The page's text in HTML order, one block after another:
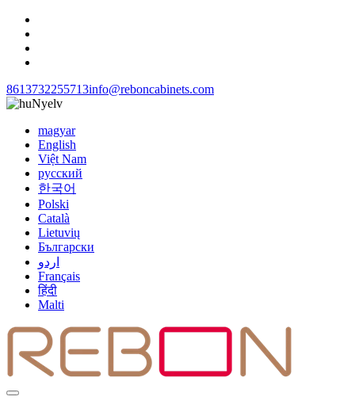
8613732255713info@reboncabinets.com
Nyelv
magyar
English
Việt Nam
русский
한국어
Polski
Català
Lietuvių
Български
اردو
Français
हिंदी
Malti